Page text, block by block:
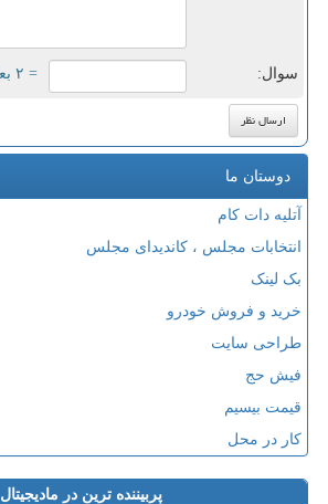
سوال: = ۲ بعلاوه ۱
دوستان ما
آتلیه دات کام
انتخابات مجلس ، کاندیدای مجلس
بک لینک
خرید و فروش خودرو
طراحی سایت
فیش حج
قیمت بیسیم
کار در محل
پربیننده ترین در مادیجیتال